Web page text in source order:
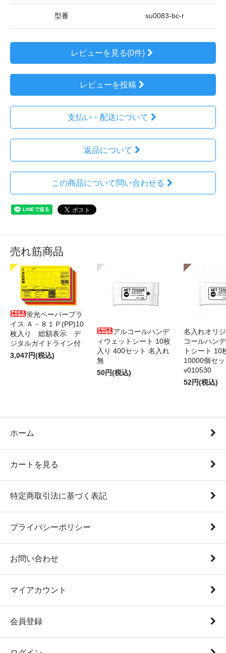
型番 su0083-bc-r
レビューを見る(0件)
レビューを投稿
支払い・配送について
返品について
この商品について問い合わせる
売れ筋商品
蛍光ペーパープラ
イス Ａ－８１Ｐ(PP)10
枚入り 総額表示 デ
ジタルガイドライン付
3,047円(税込)
アルコールハンデ
ィウェットシート 10枚
入り 400セット 名入れ
無
50円(税込)
名入れオリ
コールハン
トシート 10
10000個セ
v010530
52円(税込)
ホーム
カートを見る
特定商取引法に基づく表記
プライバシーポリシー
お問い合わせ
マイアカウント
会員登録